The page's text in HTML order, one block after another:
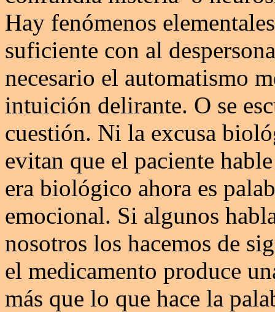
Hay fenómenos
suficiente con al
necesario el automatismo
intuición delirante. O se
cuestión. Ni la excusa
evitan que el paciente
era biológico ahora es
emocional. Si algunos
nosotros los hacemos de
el medicamento produce
más que lo que hace la